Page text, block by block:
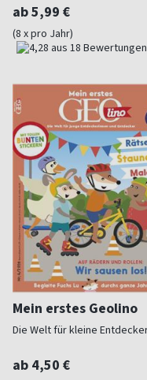
ab 5,99 €
(8 x pro Jahr)
Mein erstes Geolino
Die Welt für kleine
ab 4,50 €